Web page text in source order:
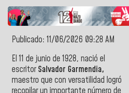
Publicado: 11/06/2026 09:28 AM
El 11 de junio de 1928, nació el
escritorSalvador Garmendia,
maestro que con versatilidad logró